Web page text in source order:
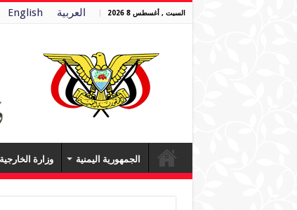
السبت , أغسطس 8 2026 العربية English
الجمهورية اليمنية وزارة الخارجية